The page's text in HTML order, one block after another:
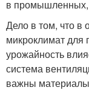
в промышленных,
Дело в том, что в
микроклимат для
урожайность
система
важны